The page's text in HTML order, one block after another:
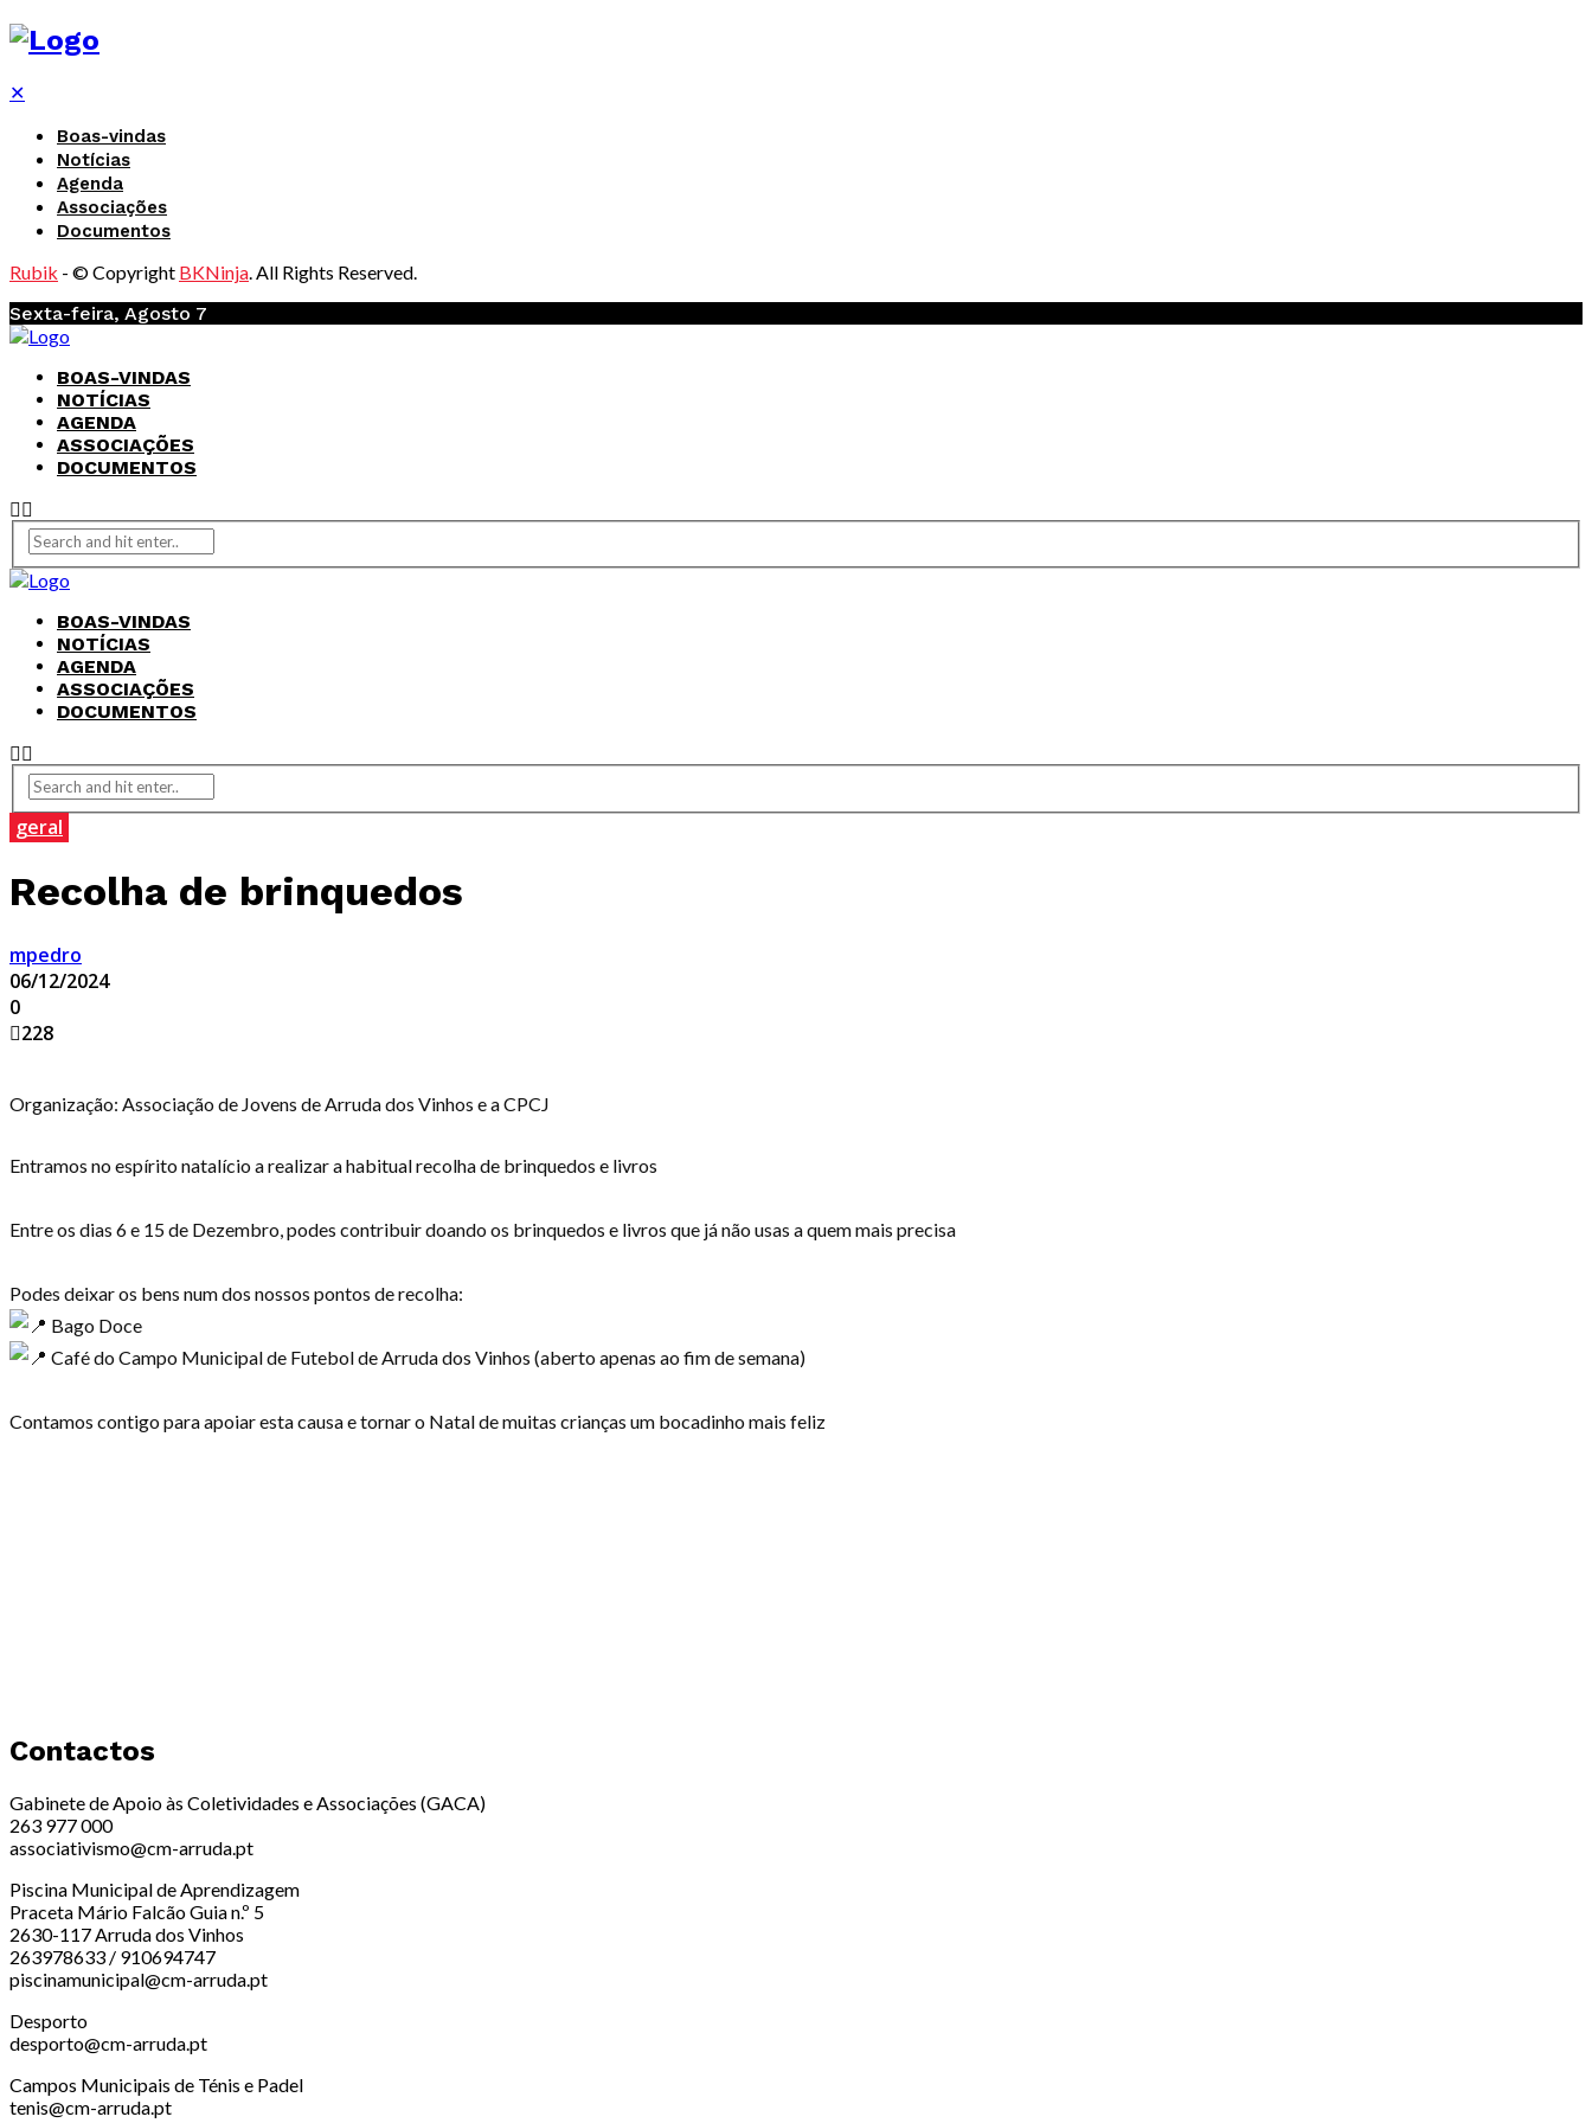
✕
Boas-vindas
Notícias
Agenda
Associações
Documentos
Rubik - © Copyright BKNinja. All Rights Reserved.
Sexta-feira, Agosto 7
BOAS-VINDAS
NOTÍCIAS
AGENDA
ASSOCIAÇÕES
DOCUMENTOS
BOAS-VINDAS
NOTÍCIAS
AGENDA
ASSOCIAÇÕES
DOCUMENTOS
geral
Recolha de brinquedos
mpedro
06/12/2024
0
228
Organização: Associação de Jovens de Arruda dos Vinhos e a CPCJ
Entramos no espírito natalício a realizar a habitual recolha de brinquedos e livros
Entre os dias 6 e 15 de Dezembro, podes contribuir doando os brinquedos e livros que já não usas a quem mais precisa
Podes deixar os bens num dos nossos pontos de recolha:
Bago Doce
Café do Campo Municipal de Futebol de Arruda dos Vinhos (aberto apenas ao fim de semana)
Contamos contigo para apoiar esta causa e tornar o Natal de muitas crianças um bocadinho mais feliz
Contactos
Gabinete de Apoio às Coletividades e Associações (GACA)
263 977 000
associativismo@cm-arruda.pt
Piscina Municipal de Aprendizagem
Praceta Mário Falcão Guia n.º 5
2630-117 Arruda dos Vinhos
263978633 / 910694747
piscinamunicipal@cm-arruda.pt
Desporto
desporto@cm-arruda.pt
Campos Municipais de Ténis e Padel
tenis@cm-arruda.pt